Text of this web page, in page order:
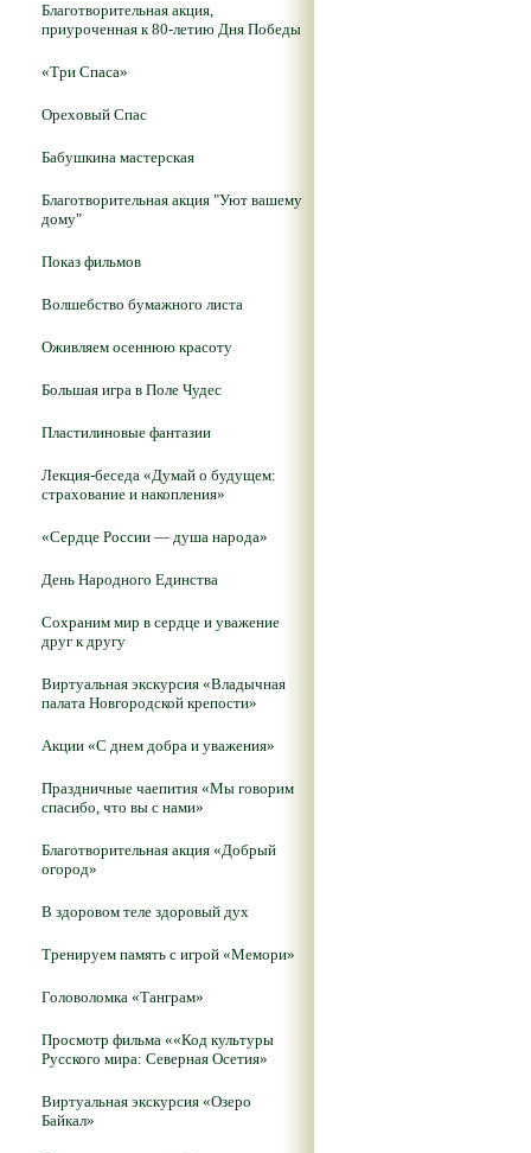
Благотворительная акция,
приуроченная к 80-летию Дня Победы
«Три Спаса»
Ореховый Спас
Бабушкина мастерская
Благотворительная акция "Уют вашему
дому"
Показ фильмов
Волшебство бумажного листа
Оживляем осеннюю красоту
Большая игра в Поле Чудес
Пластилиновые фантазии
Лекция-беседа «Думай о будущем:
страхование и накопления»
«Сердце России — душа народа»
День Народного Единства
Сохраним мир в сердце и уважение
друг к другу
Виртуальная экскурсия «Владычная
палата Новгородской крепости»
Акции «С днем добра и уважения»
Праздничные чаепития «Мы говорим
спасибо, что вы с нами»
Благотворительная акция «Добрый
огород»
В здоровом теле здоровый дух
Тренируем память с игрой «Мемори»
Головоломка «Танграм»
Просмотр фильма ««Код культуры
Русского мира: Северная Осетия»
Виртуальная экскурсия «Озеро
Байкал»